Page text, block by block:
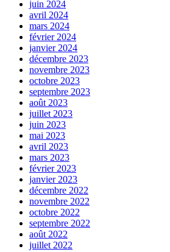
juin 2024
avril 2024
mars 2024
février 2024
janvier 2024
décembre 2023
novembre 2023
octobre 2023
septembre 2023
août 2023
juillet 2023
juin 2023
mai 2023
avril 2023
mars 2023
février 2023
janvier 2023
décembre 2022
novembre 2022
octobre 2022
septembre 2022
août 2022
juillet 2022